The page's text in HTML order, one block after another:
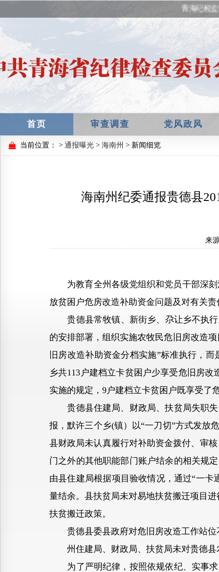
青海纪检
首页 审查调查 党风政风
当前位置： > 通报曝光 > 海南州 > 新闻细览
海南州纪委通报贵德县
来
为教育全州各级党组织和党员干部深刻
放贫困户危房改造补助资金问题及对有关
贵德县常牧镇、新街乡、尕让乡不执行
的安排部署，组织实施农牧民危旧房改造
旧房改造补助资金分档实施”标准执行，
乡共113户建档立卡贫困户少享受危旧房
实施的规定，9户建档立卡贫困户既享受了
贵德县住建局、财政局、扶贫局失职失
报，默许三个乡(镇）以“一刀切”方式发放
县财政局未认真履行对补助资金拨付、审
门之外的其他职能部门账户结余的相关规
由县住建局根据项目验收情况，通过“一
量结余。县扶贫局未对易地扶贫搬迁项目
扶贫搬迁政策。
贵德县委县政府对危旧房改造工作站位
州住建局、财政局、扶贫局未对贵德县
为了严明纪律，按照依规依纪、实事求